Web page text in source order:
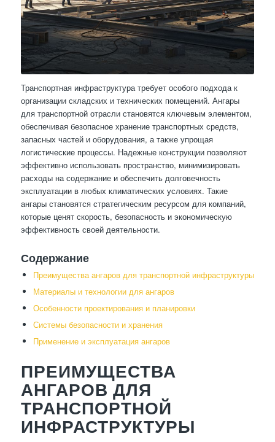
Транспортная инфраструктура требует особого подхода к
организации складских и технических помещений. Ангары
для транспортной отрасли становятся ключевым элементом,
обеспечивая безопасное хранение транспортных средств,
запасных частей и оборудования, а также упрощая
логистические процессы. Надежные конструкции позволяют
эффективно использовать пространство, минимизировать
расходы на содержание и обеспечить долговечность
эксплуатации в любых климатических условиях. Такие
ангары становятся стратегическим ресурсом для компаний,
которые ценят скорость, безопасность и экономическую
эффективность своей деятельности.
Содержание
Преимущества ангаров для транспортной инфраструктуры
Материалы и технологии для ангаров
Особенности проектирования и планировки
Системы безопасности и хранения
Применение и эксплуатация ангаров
ПРЕИМУЩЕСТВА
АНГАРОВ ДЛЯ
ТРАНСПОРТНОЙ
ИНФРАСТРУКТУРЫ